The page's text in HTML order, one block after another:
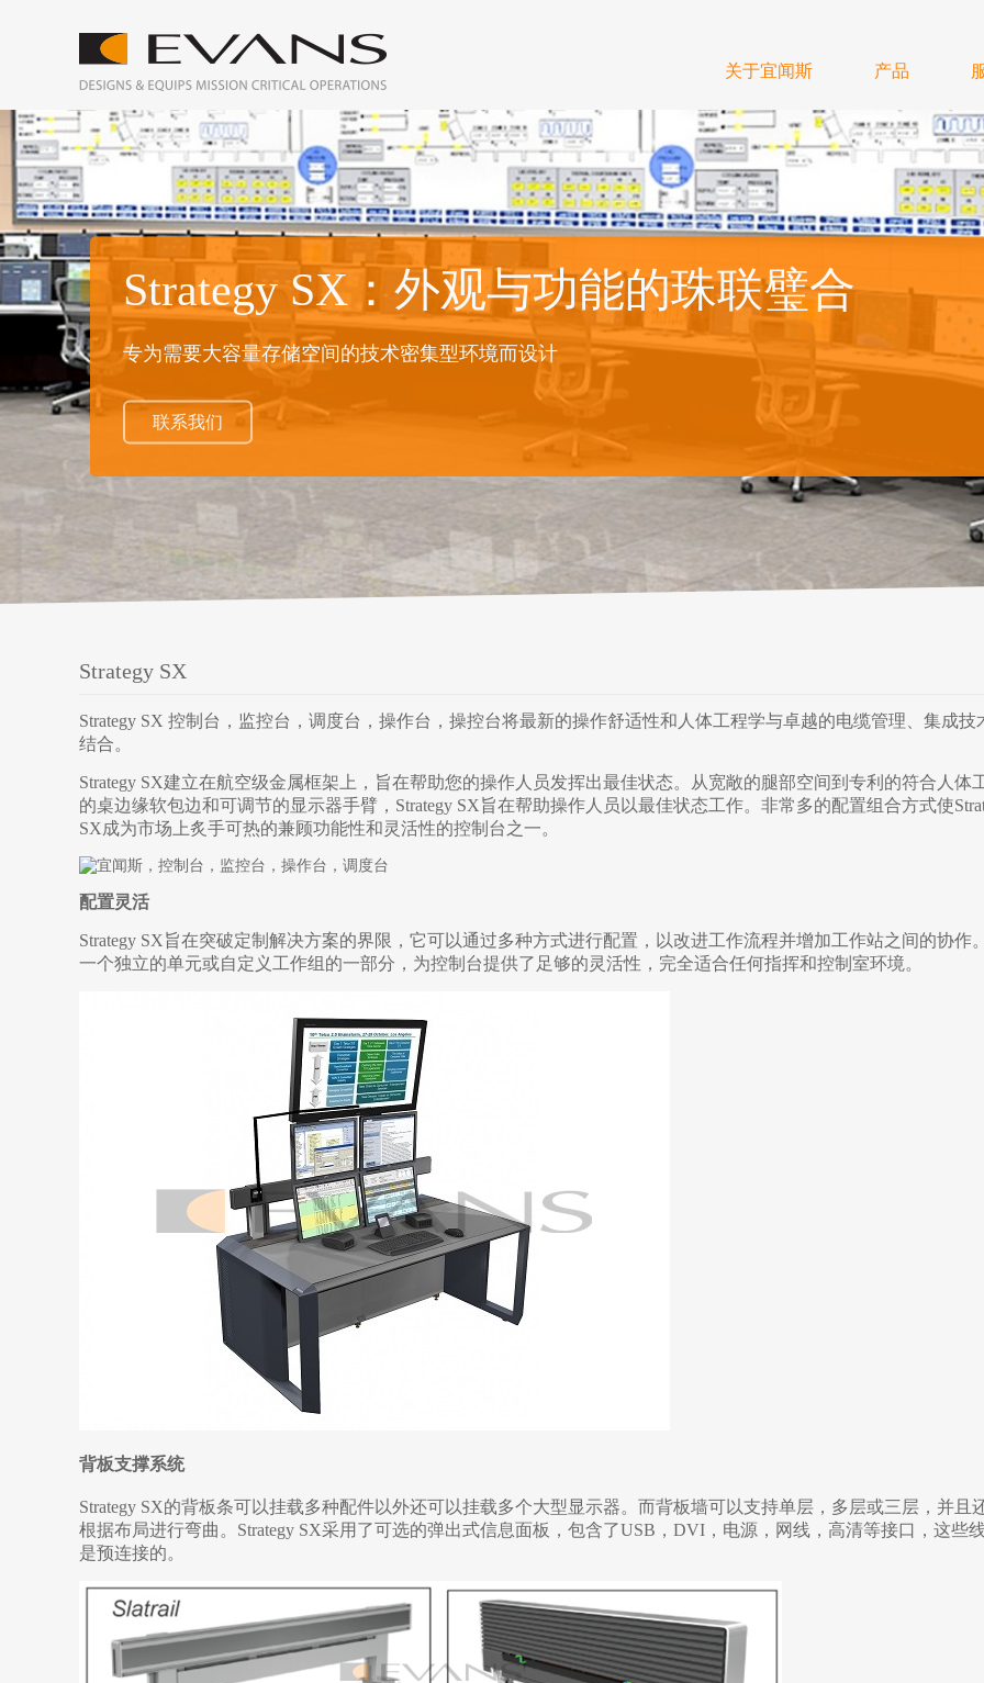
关于宜闻斯 产品
Strategy SX：外观与功能的珠联璧合
专为需要大容量存储空间的技术密集型环境而设计
联系我们
Strategy SX
Strategy SX 控制台，监控台，调度台，操作台，操控台将最新的操作舒适性和人体工程学与卓越的电缆管理、集成技
结合。
Strategy SX建立在航空级金属框架上，旨在帮助您的操作人员发挥出最佳状态。从宽敞的腿部空间到专利的符合人体
的桌边缘软包边和可调节的显示器手臂，Strategy SX旨在帮助操作人员以最佳状态工作。非常多的配置组合方式使
SX成为市场上炙手可热的兼顾功能性和灵活性的控制台之一。
配置灵活
Strategy SX旨在突破定制解决方案的界限，它可以通过多种方式进行配置，以改进工作流程并增加工作站之间的协作
一个独立的单元或自定义工作组的一部分，为控制台提供了足够的灵活性，完全适合任何指挥和控制室环境。
背板支撑系统
Strategy SX的背板条可以挂载多种配件以外还可以挂载多个大型显示器。而背板墙可以支持单层，多层或三层，并且
根据布局进行弯曲。Strategy SX采用了可选的弹出式信息面板，包含了USB，DVI，电源，网线，高清等接口，这些
是预连接的。